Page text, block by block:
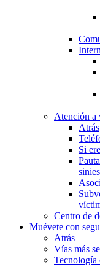
Atención a
Atrás
Si
Centro de
Muévete con
Atrás
Vías más
Tecnología